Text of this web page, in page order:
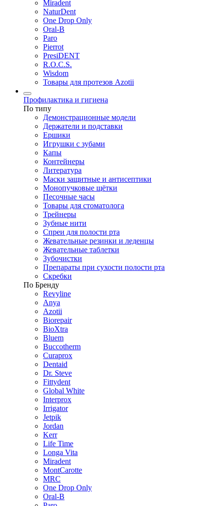
Miradent
NaturDent
One Drop Only
Oral-B
Paro
Pierrot
PresiDENT
R.O.C.S.
Wisdom
Товары для протезов Azotii
Профилактика и гигиена
По типу
Демонстрационные модели
Держатели и подставки
Ершики
Игрушки с зубами
Капы
Контейнеры
Литература
Маски защитные и антисептики
Монопучковые щётки
Песочные часы
Товары для стоматолога
Трейнеры
Зубные нити
Спреи для полости рта
Жевательные резинки и леденцы
Жевательные таблетки
Зубочистки
Препараты при сухости полости рта
Скребки
По Бренду
Revyline
Anya
Azotii
Biorepair
BioXtra
Bluem
Buccotherm
Curaprox
Dentaid
Dr. Steve
Fittydent
Global White
Interprox
Irrigator
Jetpik
Jordan
Kerr
Life Time
Longa Vita
Miradent
MontCarotte
MRC
One Drop Only
Oral-B